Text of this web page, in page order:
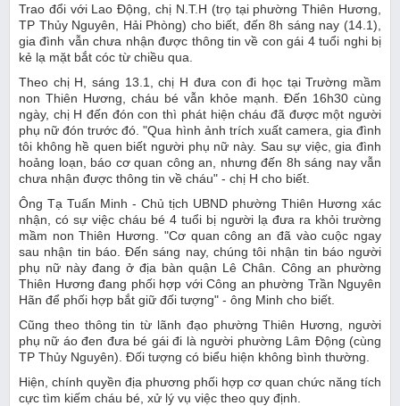
Trao đổi với Lao Động, chị N.T.H (trọ tại phường Thiên Hương,
TP Thủy Nguyên, Hải Phòng) cho biết, đến 8h sáng nay (14.1),
gia đình vẫn chưa nhận được thông tin về con gái 4 tuổi nghi bị
kẻ lạ mặt bắt cóc từ chiều qua.
Theo chị H, sáng 13.1, chị H đưa con đi học tại Trường mầm
non Thiên Hương, cháu bé vẫn khỏe mạnh. Đến 16h30 cùng
ngày, chị H đến đón con thì phát hiện cháu đã được một người
phụ nữ đón trước đó. "Qua hình ảnh trích xuất camera, gia đình
tôi không hề quen biết người phụ nữ này. Sau sự việc, gia đình
hoảng loạn, báo cơ quan công an, nhưng đến 8h sáng nay vẫn
chưa nhận được thông tin về cháu" - chị H cho biết.
Ông Tạ Tuấn Minh - Chủ tịch UBND phường Thiên Hương xác
nhận, có sự việc cháu bé 4 tuổi bị người lạ đưa ra khỏi trường
mầm non Thiên Hương. "Cơ quan công an đã vào cuộc ngay
sau nhận tin báo. Đến sáng nay, chúng tôi nhận tin báo người
phụ nữ này đang ở địa bàn quận Lê Chân. Công an phường
Thiên Hương đang phối hợp với Công an phường Trần Nguyên
Hãn để phối hợp bắt giữ đối tượng" - ông Minh cho biết.
Cũng theo thông tin từ lãnh đạo phường Thiên Hương, người
phụ nữ áo đen đưa bé gái đi là người phường Lâm Động (cùng
TP Thủy Nguyên). Đối tượng có biểu hiện không bình thường.
Hiện, chính quyền địa phương phối hợp cơ quan chức năng tích
cực tìm kiếm cháu bé, xử lý vụ việc theo quy định.